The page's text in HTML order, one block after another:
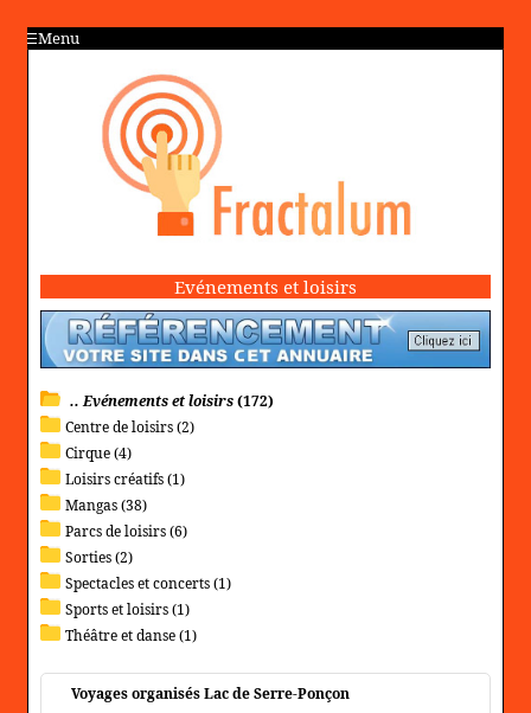
Menu
Evénements et loisirs
.. Evénements et loisirs(172)
Centre de loisirs (2)
Cirque (4)
Loisirs créatifs (1)
Mangas (38)
Parcs de loisirs (6)
Sorties (2)
Spectacles et concerts (1)
Sports et loisirs (1)
Théâtre et danse (1)
Voyages organisés Lac de Serre-Ponçon